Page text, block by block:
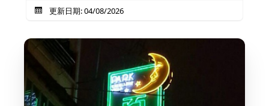
更新日期: 04/08/2026